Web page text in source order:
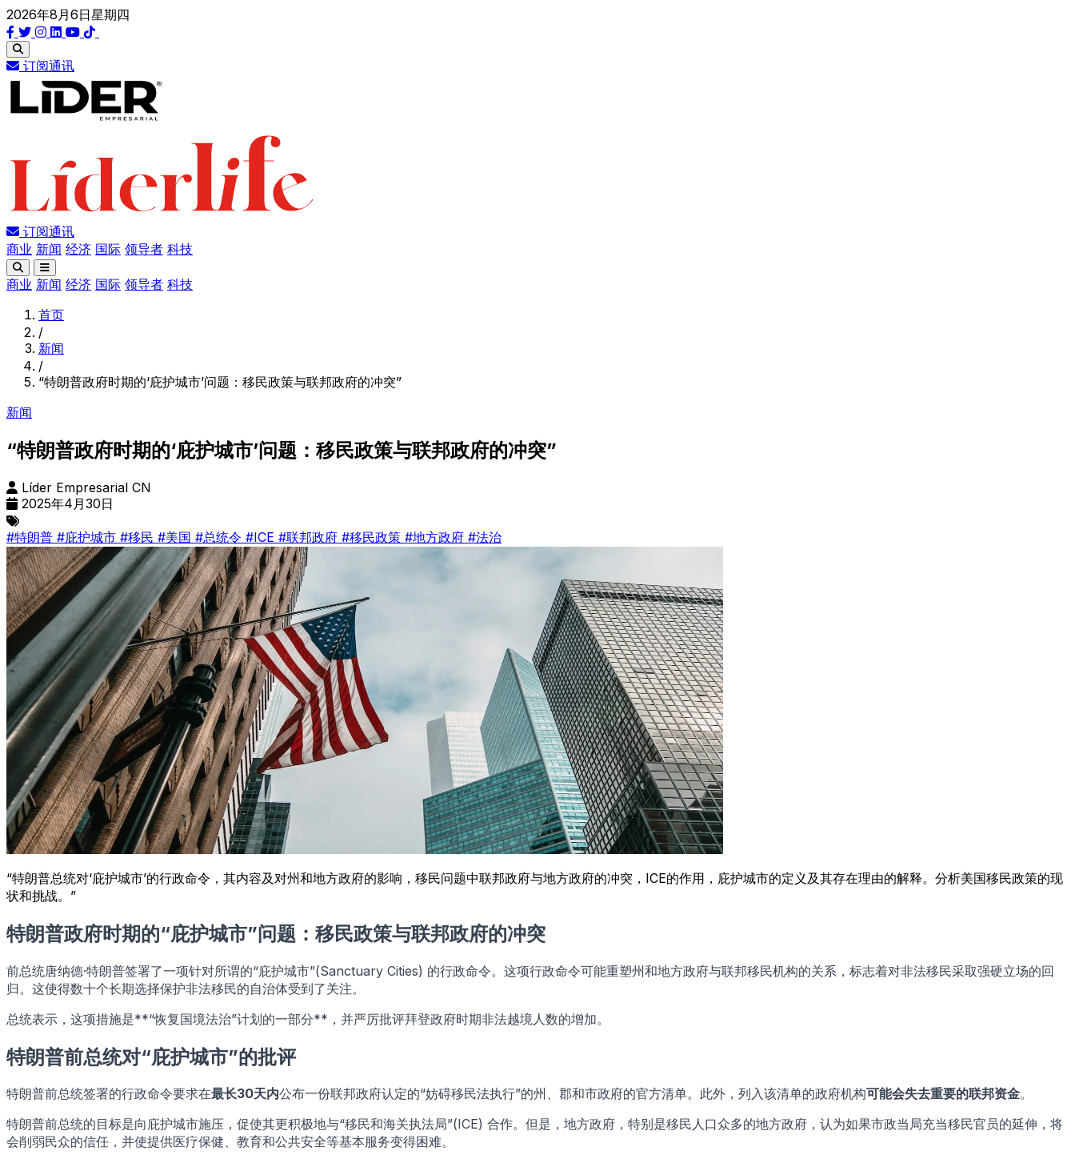
2026年8月6日星期四
订阅通讯
订阅通讯
商业 新闻 经济 国际 领导者 科技
商业 新闻 经济 国际 领导者 科技
首页
/
新闻
/
“特朗普政府时期的‘庇护城市’问题：移民政策与联邦政府的冲突”
新闻
“特朗普政府时期的‘庇护城市’问题：移民政策与联邦政府的冲突”
Líder Empresarial CN
2025年4月30日
#特朗普 #庇护城市 #移民 #美国 #总统令 #ICE #联邦政府 #移民政策 #地方政府 #法治
“特朗普总统对‘庇护城市’的行政命令，其内容及对州和地方政府的影响，移民问题中联邦政府与地方政府的冲突，ICE的作用，庇护城市的定义及其存在理由的解释。分析美国移民政策的现
状和挑战。”
特朗普政府时期的“庇护城市”问题：移民政策与联邦政府的冲突
前总统唐纳德·特朗普签署了一项针对所谓的“庇护城市”(Sanctuary Cities) 的行政命令。这项行政命令可能重塑州和地方政府与联邦移民机构的关系，标志着对非法移民采取强硬立场的回
归。这使得数十个长期选择保护非法移民的自治体受到了关注。
总统表示，这项措施是**“恢复国境法治”计划的一部分**，并严厉批评拜登政府时期非法越境人数的增加。
特朗普前总统对“庇护城市”的批评
特朗普前总统签署的行政命令要求在最长30天内公布一份联邦政府认定的“妨碍移民法执行”的州、郡和市政府的官方清单。此外，列入该清单的政府机构可能会失去重要的联邦资金。
特朗普前总统的目标是向庇护城市施压，促使其更积极地与“移民和海关执法局”(ICE) 合作。但是，地方政府，特别是移民人口众多的地方政府，认为如果市政当局充当移民官员的延伸，将
会削弱民众的信任，并使提供医疗保健、教育和公共安全等基本服务变得困难。